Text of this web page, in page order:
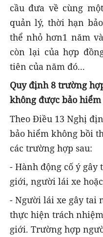
cầu đưa về cùng
quản lý, thời hạn
thể nhỏ hơn1 năm
còn lại của hợp
tiên của năm đó...
Quy định 8 trường
không được bảo
Theo Điều 13 Nghị
bảo hiểm không bồi
các trường hợp sau:
- Hành động cố ý gây
giới, người lái xe
- Người lái xe gây tai
thực hiện trách
giới. Trường hợp